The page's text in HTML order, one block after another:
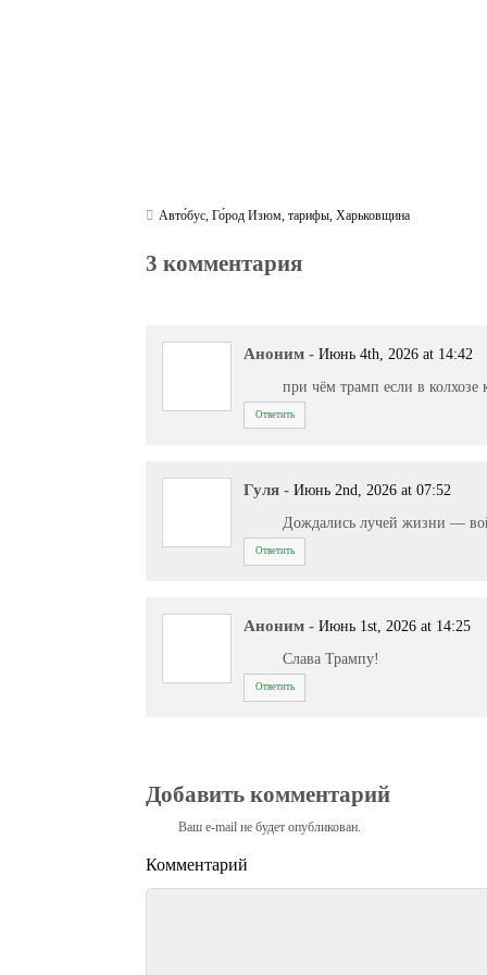
Авто́бус,Го́род Изюм,тарифы,Харьковщина
3 комментария
Аноним - Июнь 4th, 2026 at 14:42
при чём трамп если в колхозе
Ответить
Гуля - Июнь 2nd, 2026 at 07:52
Дождались лучей жизни —
Ответить
Аноним - Июнь 1st, 2026 at 14:25
Слава Трампу!
Ответить
Добавить комментарий
Ваш e-mail не будет опубликован.
Комментарий